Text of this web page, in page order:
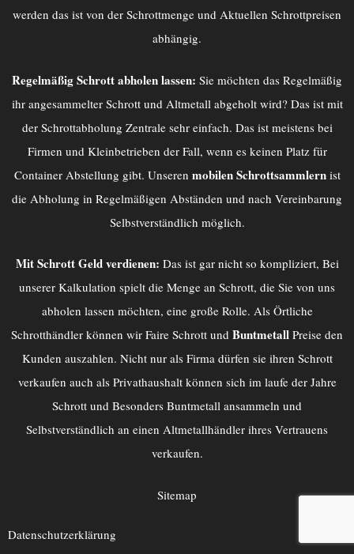
werden das ist von der Schrottmenge und Aktuellen Schrottpreisen
abhängig.
Regelmäßig Schrott abholen lassen: Sie möchten das Regelmäßig
ihr angesammelter Schrott und Altmetall abgeholt wird? Das ist mit
der Schrottabholung Zentralesehr einfach. Das ist meistens bei
Firmen und Kleinbetrieben der Fall, wenn es keinen Platz für
Container Abstellung gibt. Unseren mobilen Schrottsammlernist
die Abholung in Regelmäßigen Abständen und nach Vereinbarung
Selbstverständlich möglich.
Mit Schrott Geld verdienen: Das ist gar nicht so kompliziert, Bei
unserer Kalkulation spielt die Menge an Schrott, die Sie von uns
abholen lassen möchten, eine große Rolle. Als Örtliche
Schrotthändler können wir Faire Schrott und Buntmetall Preise den
Kunden auszahlen. Nicht nur als Firma dürfen sie ihren Schrott
verkaufen auch als Privathaushalt können sich im laufe der Jahre
Schrott und Besonders Buntmetall ansammeln und
Selbstverständlich an einen Altmetallhändler ihres Vertrauens
verkaufen.
Sitemap
Datenschutzerklärung